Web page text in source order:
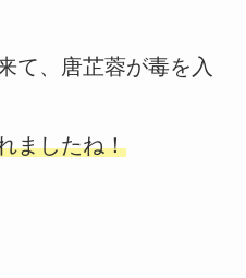
て、唐芷蓉が毒を入
ましたね！